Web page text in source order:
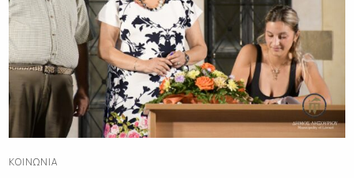
ΚΟΙΝΩΝΊΑ